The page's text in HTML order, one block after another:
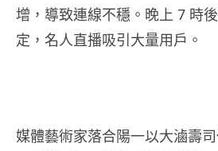
增，導致連線不穩。晚上 7 時
定，名人直播吸引大量用戶。
媒體藝術家落合陽一以大滷壽